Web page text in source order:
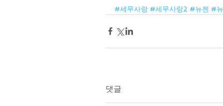
#세무사랑 #세무사랑2 #뉴젠 #
댓글